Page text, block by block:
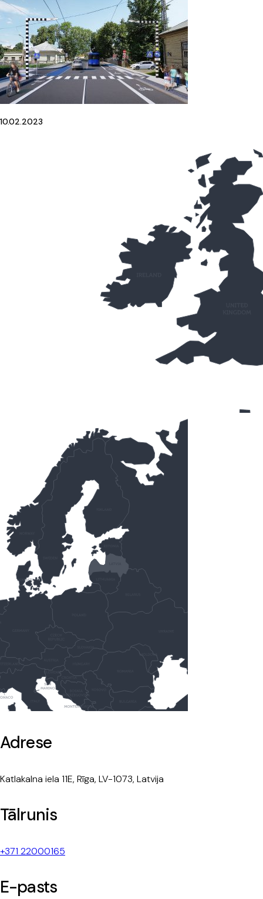
10.02.2023
Adrese
Katlakalna iela 11E, Rīga, LV-1073, Latvija
Tālrunis
+371 22000165
E-pasts